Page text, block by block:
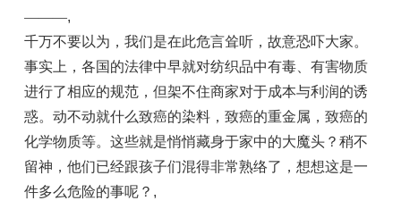
———,
千万不要以为，我们是在此危言耸听，故意恐吓大家。
事实上，各国的法律中早就对纺织品中有毒、有害物质
进行了相应的规范，但架不住商家对于成本与利润的诱
惑。动不动就什么致癌的染料，致癌的重金属，致癌的
化学物质等。这些就是悄悄藏身于家中的大魔头？稍不
留神，他们已经跟孩子们混得非常熟络了，想想这是一
件多么危险的事呢？ ,